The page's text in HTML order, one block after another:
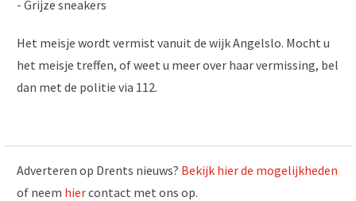
- Grijze sneakers
Het meisje wordt vermist vanuit de wijk Angelslo. Mocht u
het meisje treffen, of weet u meer over haar vermissing, bel
dan met de politie via 112.
Adverteren op Drents nieuws? Bekijk hier de mogelijkheden
of neem hiercontact met ons op.